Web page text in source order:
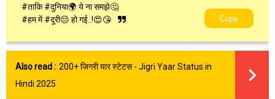
#ताकि #दुनिया🌍 ये ना समझे🤔
#हम में #दूरी😔 हो गई..!😍😘
Copy
Also read : 200+ जिगरी यार स्टेटस - Jigri Yaar Status in
Hindi 2025